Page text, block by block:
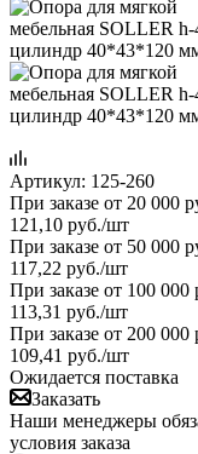
Артикул: 125-260
При заказе от 20 000
121,10 руб./шт
При заказе от 50 000
117,22 руб./шт
При заказе от 100 000
113,31 руб./шт
При заказе от 200 000
109,41 руб./шт
Ожидается поставка
Заказать
Наши менеджеры
условия заказа